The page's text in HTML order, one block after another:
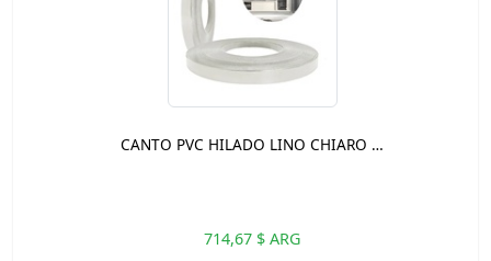
CANTO PVC HILADO LINO CHIARO …
714,67 $ ARG